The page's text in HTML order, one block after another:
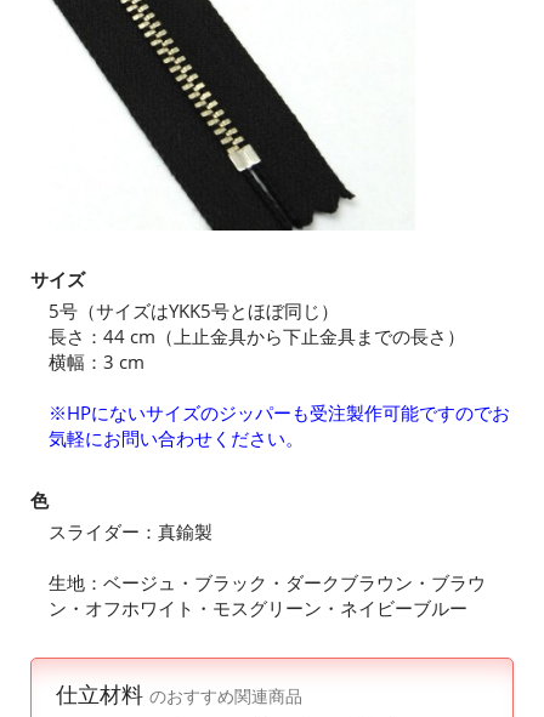
サイズ
5号（サイズはYKK5号とほぼ同じ）
長さ：44 cm（上止金具から下止金具までの長さ）
横幅：3 cm
※HPにないサイズのジッパーも受注製作可能ですのでお
気軽にお問い合わせください。
色
スライダー：真鍮製
生地：ベージュ・ブラック・ダークブラウン・ブラウ
ン・オフホワイト・モスグリーン・ネイビーブルー
仕立材料 のおすすめ関連商品